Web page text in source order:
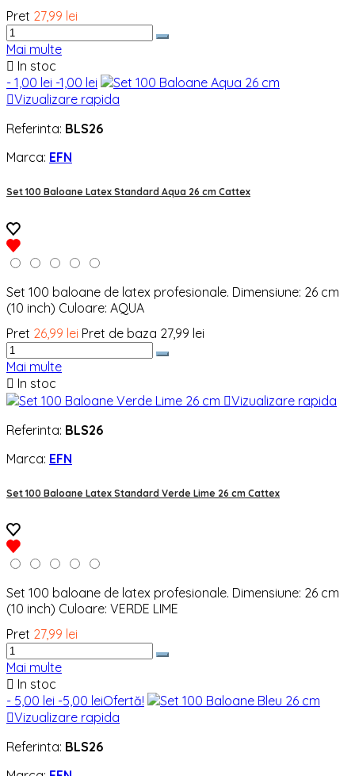
Pret 27,99 lei
Mai multe
 In stoc
- 1,00 lei -1,00 lei
Vizualizare rapida
Referinta: BLS26
Marca: EFN
Set 100 Baloane Latex Standard Aqua 26 cm Cattex
Set 100 baloane de latex profesionale. Dimensiune: 26 cm
(10 inch) Culoare: AQUA
Pret 26,99 lei Pret de baza 27,99 lei
Mai multe
 In stoc
Vizualizare rapida
Referinta: BLS26
Marca: EFN
Set 100 Baloane Latex Standard Verde Lime 26 cm Cattex
Set 100 baloane de latex profesionale. Dimensiune: 26 cm
(10 inch) Culoare: VERDE LIME
Pret 27,99 lei
Mai multe
 In stoc
- 5,00 lei -5,00 leiOfertă!
Vizualizare rapida
Referinta: BLS26